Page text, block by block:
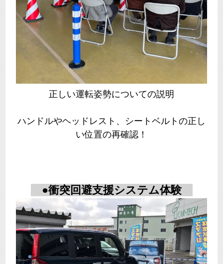
正しい運転姿勢についての説明
ハンドルやヘッドレスト、シートベルトの正し
い位置の再確認！
●衝突回避支援システム体験